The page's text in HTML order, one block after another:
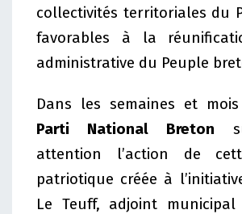
collectivités territoriales du
favorables à la
administrative du Peuple
Dans les semaines et
Parti National Breton
attention l’action de
patriotique créée à
Le Teuff, adjoint municipal